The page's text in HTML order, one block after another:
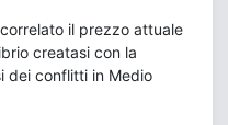
il prezzo attuale
creatasi con la
dei conflitti in Medio